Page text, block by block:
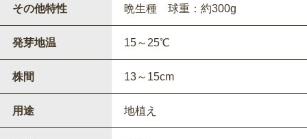
その他特性 晩生種 球重：約300g
発芽地温 15～25℃
株間 13～15cm
用途 地植え